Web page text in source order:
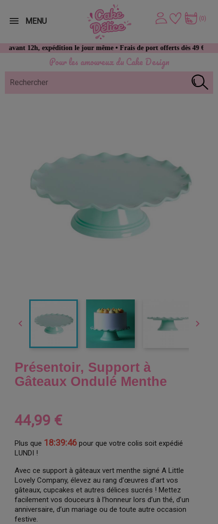
Pour les amoureux du Cake Design
12h, expédition le jour même • Frais de port offerts dès 49 € d’achat
(0)
MENU
 
Présentoir, Support à
Gâteaux Ondulé Menthe
44,99 €
Plus que 18:39:46 pour que votre colis soit expédié
LUNDI !
Avec ce support à gâteaux vert menthe signé A Little
Lovely Company, élevez au rang d’œuvres d’art vos
gâteaux, cupcakes et autres délices sucrés ! Mettez
facilement vos douceurs à l’honneur lors d’un thé, d’un
anniversaire, d’un mariage ou de toute autre occasion
festive.